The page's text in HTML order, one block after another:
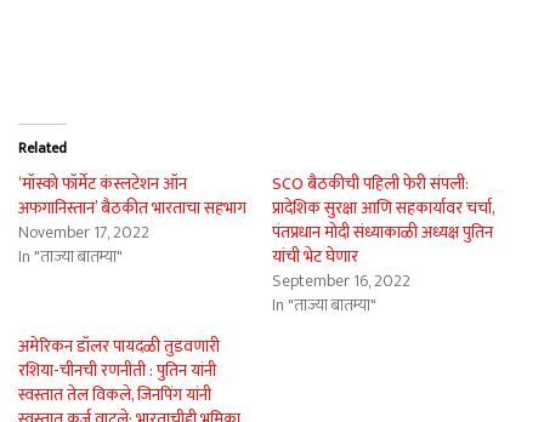
Related
‘मॉस्को फॉर्मेट कंस्लटेशन ऑन
अफगानिस्तान’ बैठकीत भारताचा सहभाग
November 17, 2022
In "ताज्या बातम्या"
SCO बैठकीची पहिली फेरी संपली:
प्रादेशिक सुरक्षा आणि सहकार्यावर चर्चा,
पंतप्रधान मोदी संध्याकाळी अध्यक्ष पुतिन
यांची भेट घेणार
September 16, 2022
In "ताज्या बातम्या"
अमेरिकन डॉलर पायदळी तुडवणारी
रशिया-चीनची रणनीती : पुतिन यांनी
स्वस्तात तेल विकले, जिनपिंग यांनी